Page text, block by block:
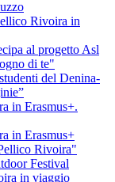
Rivoira in
al progetto Asl
di te"
del Denina-
in Erasmus+.
in Erasmus+
Rivoira"
Festival
in viaggio